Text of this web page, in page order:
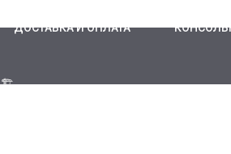
ДОСТАВКА И ОПЛАТА
🏗